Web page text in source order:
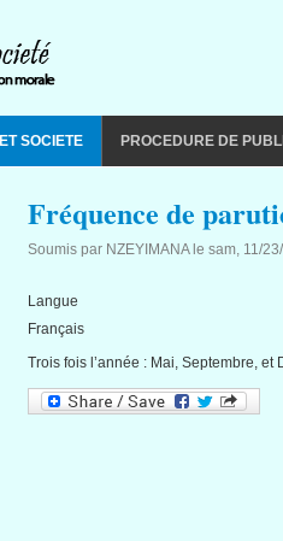
SOCIETE PROCEDURE DE
Fréquence de
Soumis par NZEYIMANAle sam, 11/
Langue
Français
Trois fois l’année : Mai, Septembre, et